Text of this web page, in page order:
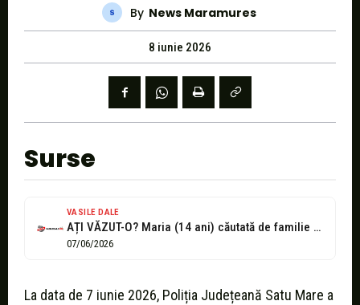
By News Maramures
8 iunie 2026
Surse
VASILE DALE
AȚI VĂZUT-O? Maria (14 ani) căutată de familie și poliție. Minora a...
07/06/2026
La data de 7 iunie 2026, Poliția Județeană Satu Mare a